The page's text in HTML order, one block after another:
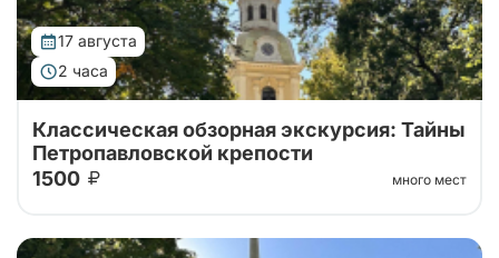
17 августа
2 часа
Классическая обзорная экскурсия: Тайны
Петропавловской крепости
1500
много мест